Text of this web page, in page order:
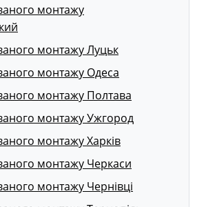
монтажу
монтажу Луцьк
монтажу Одеса
монтажу Полтава
монтажу Ужгород
монтажу Харків
монтажу Черкаси
монтажу Чернівці